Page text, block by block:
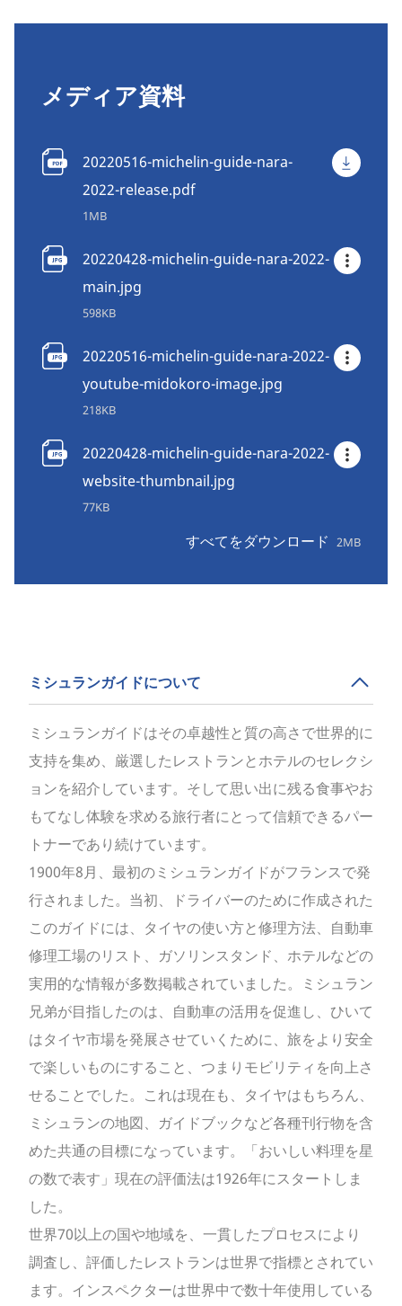
メディア資料
20220516-michelin-guide-nara-
2022-release.pdf
1MB
20220428-michelin-guide-nara-2022-
main.jpg
598KB
20220516-michelin-guide-nara-2022-
youtube-midokoro-image.jpg
218KB
20220428-michelin-guide-nara-2022-
website-thumbnail.jpg
77KB
すべてをダウンロード 2MB
ミシュランガイドについて
ミシュランガイドはその卓越性と質の高さで世界的に
支持を集め、厳選したレストランとホテルのセレクシ
ョンを紹介しています。そして思い出に残る食事やお
もてなし体験を求める旅行者にとって信頼できるパー
トナーであり続けています。
1900年8月、最初のミシュランガイドがフランスで発
行されました。当初、ドライバーのために作成された
このガイドには、タイヤの使い方と修理方法、自動車
修理工場のリスト、ガソリンスタンド、ホテルなどの
実用的な情報が多数掲載されていました。ミシュラン
兄弟が目指したのは、自動車の活用を促進し、ひいて
はタイヤ市場を発展させていくために、旅をより安全
で楽しいものにすること、つまりモビリティを向上さ
せることでした。これは現在も、タイヤはもちろん、
ミシュランの地図、ガイドブックなど各種刊行物を含
めた共通の目標になっています。「おいしい料理を星
の数で表す」現在の評価法は1926年にスタートしま
した。
世界70以上の国や地域を、一貫したプロセスにより
調査し、評価したレストランは世界で指標とされてい
ます。インスペクターは世界中で数十年使用している